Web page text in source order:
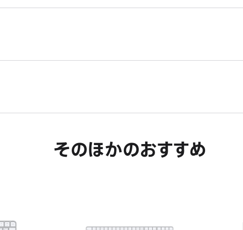
ウ
き
イ
開
そのほかのおすすめ